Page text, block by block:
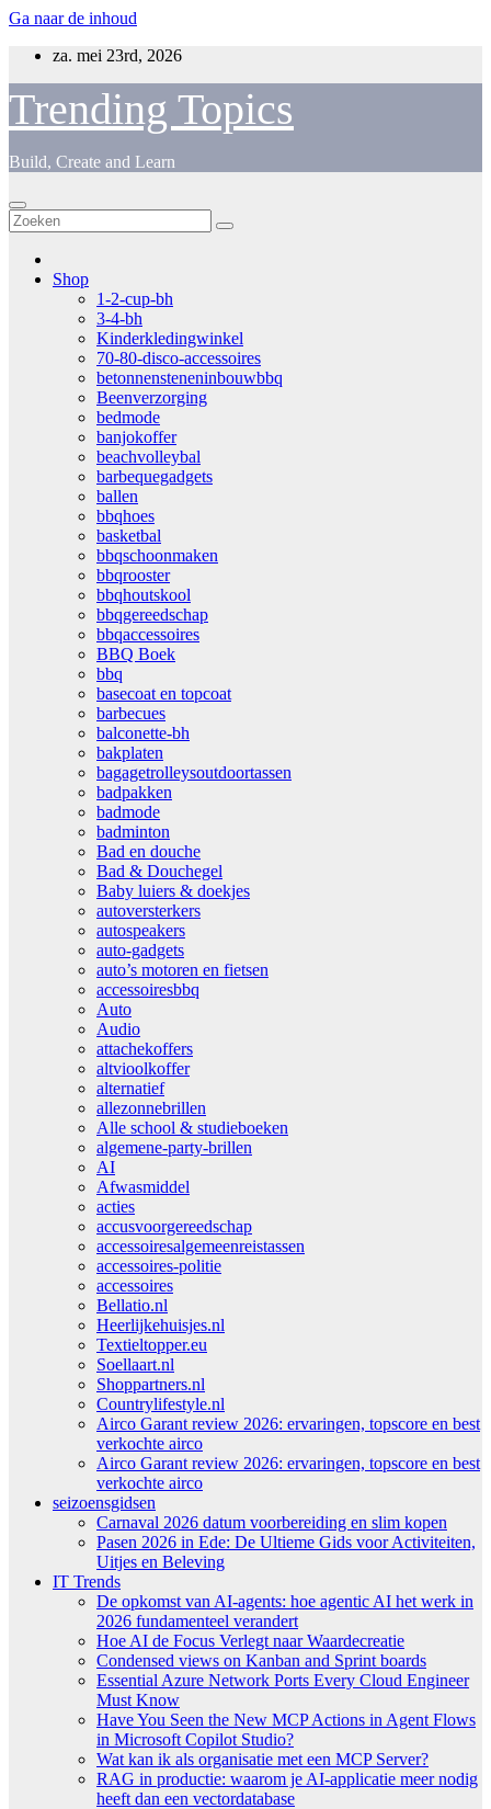
Ga naar de inhoud
za. mei 23rd, 2026
Trending Topics
Build, Create and Learn
Shop
1-2-cup-bh
3-4-bh
Kinderkledingwinkel
70-80-disco-accessoires
betonnensteneninbouwbbq
Beenverzorging
bedmode
banjokoffer
beachvolleybal
barbequegadgets
ballen
bbqhoes
basketbal
bbqschoonmaken
bbqrooster
bbqhoutskool
bbqgereedschap
bbqaccessoires
BBQ Boek
bbq
basecoat en topcoat
barbecues
balconette-bh
bakplaten
bagagetrolleysoutdoortassen
badpakken
badmode
badminton
Bad en douche
Bad & Douchegel
Baby luiers & doekjes
autoversterkers
autospeakers
auto-gadgets
auto’s motoren en fietsen
accessoiresbbq
Auto
Audio
attachekoffers
altvioolkoffer
alternatief
allezonnebrillen
Alle school & studieboeken
algemene-party-brillen
AI
Afwasmiddel
acties
accusvoorgereedschap
accessoiresalgemeenreistassen
accessoires-politie
accessoires
Bellatio.nl
Heerlijkehuisjes.nl
Textieltopper.eu
Soellaart.nl
Shoppartners.nl
Countrylifestyle.nl
Airco Garant review 2026: ervaringen, topscore en best
verkochte airco
Airco Garant review 2026: ervaringen, topscore en best
verkochte airco
seizoensgidsen
Carnaval 2026 datum voorbereiding en slim kopen
Pasen 2026 in Ede: De Ultieme Gids voor Activiteiten,
Uitjes en Beleving
IT Trends
De opkomst van AI-agents: hoe agentic AI het werk in
2026 fundamenteel verandert
Hoe AI de Focus Verlegt naar Waardecreatie
Condensed views on Kanban and Sprint boards
Essential Azure Network Ports Every Cloud Engineer
Must Know
Have You Seen the New MCP Actions in Agent Flows
in Microsoft Copilot Studio?
Wat kan ik als organisatie met een MCP Server?
RAG in productie: waarom je AI-applicatie meer nodig
heeft dan een vectordatabase